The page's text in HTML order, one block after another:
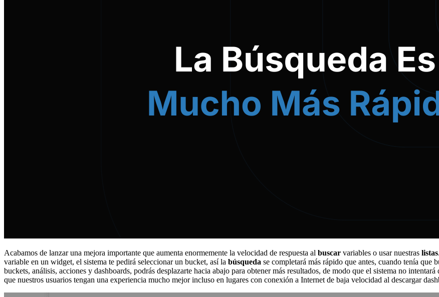
Acabamos de lanzar una mejora importante que aumenta enormemente la velocidad de respuesta al buscar variables o usar nuestras listas
variable en un widget, el sistema te pedirá seleccionar un bucket, así la búsqueda se completará más rápido que antes, cuando tenía que
buckets, análisis, acciones y dashboards, podrás desplazarte hacia abajo para obtener más resultados, de modo que el sistema no
que nuestros usuarios tengan una experiencia mucho mejor incluso en lugares con conexión a Internet de baja velocidad al descargar